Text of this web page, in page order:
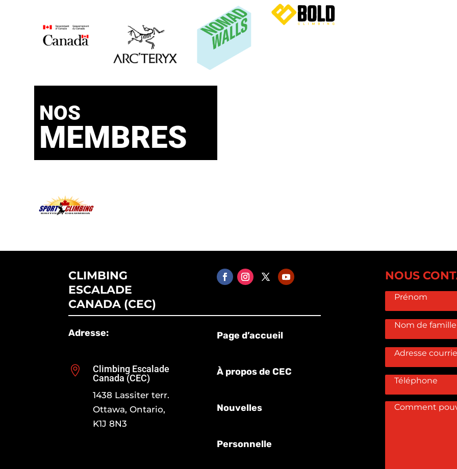
NOS
MEMBRES
CLIMBING
ESCALADE
CANADA (CEC)
Adresse:

Climbing Escalade
Canada (CEC)
1438 Lassiter terr.
Ottawa, Ontario,
K1J 8N3
Page d’accueil
À propos de CEC
Nouvelles
Personnelle
NOUS